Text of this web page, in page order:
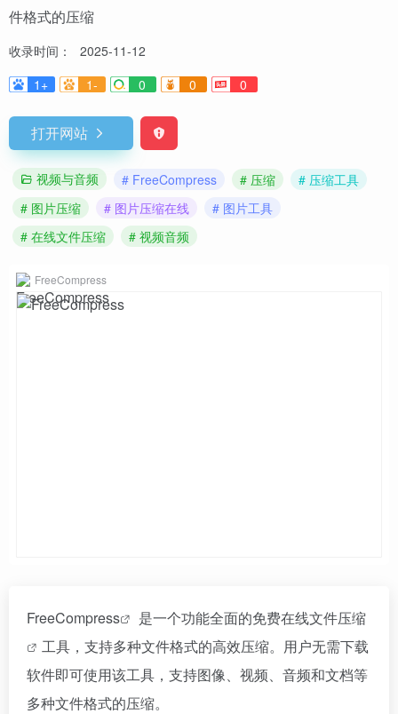
件格式的压缩
收录时间：
2025-11-12
1+
1- 0 0 0
打开网站
视频与音频 # FreeCompress # 压缩
# 压缩工具
# 图片压缩
# 图片压缩在线
# 图片工具
# 在线文件压缩
# 视频音频
FreeCompress
FreeCompress 是一个功能全面的免费在线文件压缩
工具，支持多种文件格式的高效压缩。用户无需下载
软件即可使用该工具，支持图像、视频、音频和文档等
多种文件格式的压缩。